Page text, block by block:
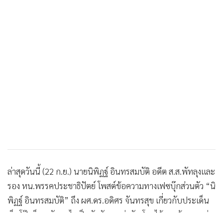
ล่าสุดวันนี้ (22 ก.ย.) นายนิพิฏฐ์ อินทรสมบัติ อดีต ส.ส.พัทลุงและ
รอง หน.พรรคประชาธิปัตย์ โพสต์ข้อความทางเฟซบุ๊กส่วนตัว “นิ
พิฏฐ์ อินทรสมบัติ” ถึง ผศ.ดร.อดิศร จันทรสุข เกี่ยวกับประเด็น